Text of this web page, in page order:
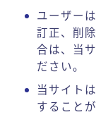
ユーザー
訂正、削
合は、当
ださい。
当サイト
すること